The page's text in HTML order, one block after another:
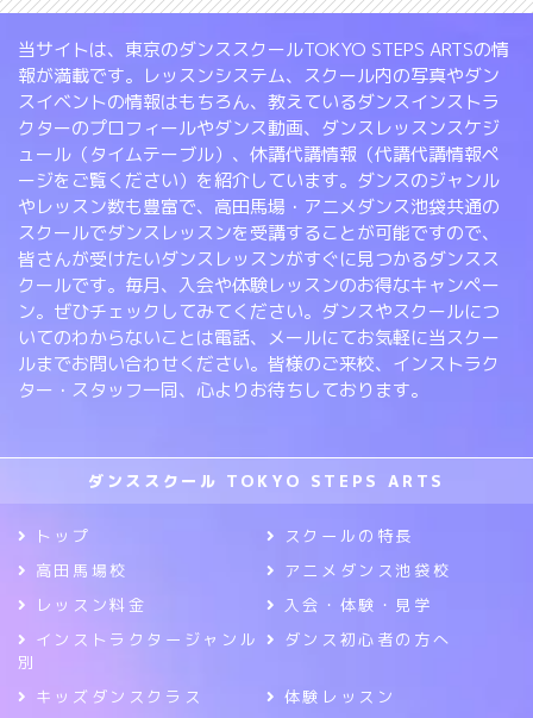
当サイトは、東京のダンススクールTOKYO STEPS ARTSの情
報が満載です。レッスンシステム、スクール内の写真やダン
スイベントの情報はもちろん、教えているダンスインストラ
クターのプロフィールやダンス動画、ダンスレッスンスケジ
ュール（タイムテーブル）、休講代講情報（代講代講情報ペ
ージをご覧ください）を紹介しています。ダンスのジャンル
やレッスン数も豊富で、高田馬場・アニメダンス池袋共通の
スクールでダンスレッスンを受講することが可能ですので、
皆さんが受けたいダンスレッスンがすぐに見つかるダンスス
クールです。毎月、入会や体験レッスンのお得なキャンペー
ン。ぜひチェックしてみてください。ダンスやスクールにつ
いてのわからないことは電話、メールにてお気軽に当スクー
ルまでお問い合わせください。皆様のご来校、インストラク
ター・スタッフ一同、心よりお待ちしております。
ダンススクール TOKYO STEPS ARTS
トップ
スクールの特長
高田馬場校
アニメダンス池袋校
レッスン料金
入会・体験・見学
インストラクタージャンル
別
ダンス初心者の方へ
キッズダンスクラス
体験レッスン